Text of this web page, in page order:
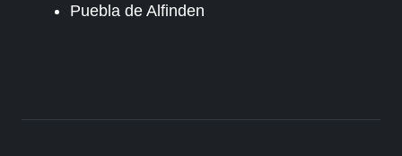
Puebla de Alfinden